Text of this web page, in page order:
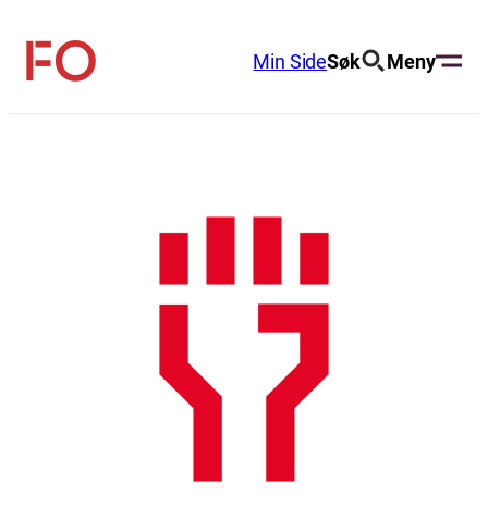
innhold
FO
Min SideSøk Meny